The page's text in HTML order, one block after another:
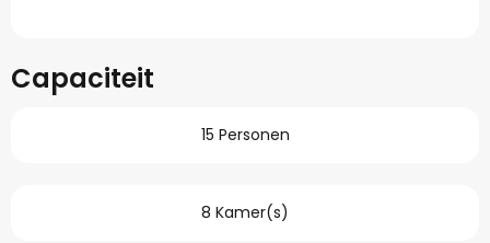
Capaciteit
15 Personen
8 Kamer(s)